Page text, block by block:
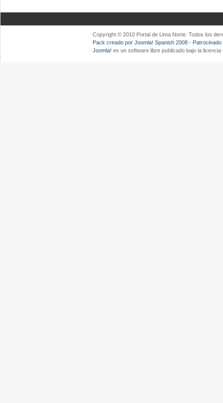
Copyright © 2010 Portal de Lima Norte. Todos los
Pack creado por Joomla! Spanish 2008 -
Joomla! es un software libre publicado bajo la licencia